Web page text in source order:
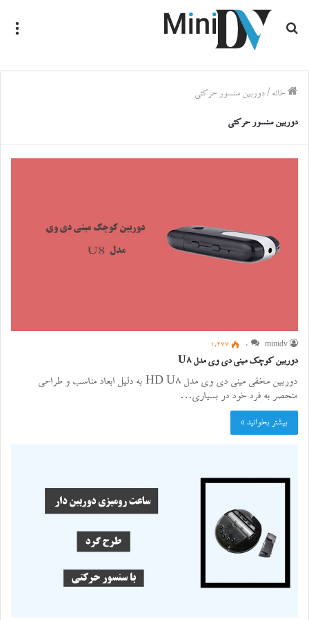
جستجو
خانه /دوربین سنسور حرکتی
دوربین سنسور حرکتی
minidv
0
1,277
دوربین کوچک مینی دی وی مدل U8
دوربین مخفی مینی دی وی مدل HD U8 به دلیل ابعاد مناسب و طراحی
منحصر به فرد خود در بسیاری…
بیشتر بخوانید »